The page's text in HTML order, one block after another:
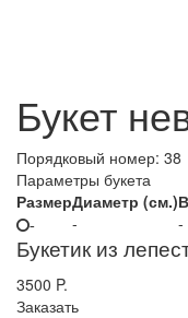
Букет
Порядковый номер: 38
Параметры букета
РазмерДиаметр (см.)
- - -
Букетик из
3500 P.
Заказать